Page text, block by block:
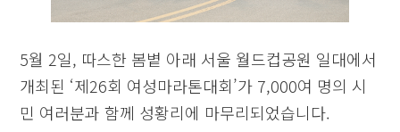
5월 2일, 따스한 봄볕 아래 서울 월드컵공원 일대에서
개최된 ‘제26회 여성마라톤대회’가 7,000여 명의 시
민 여러분과 함께 성황리에 마무리되었습니다.